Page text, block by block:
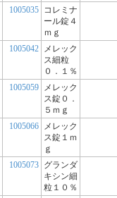
1005035 コレミナ
ール錠４
ｍｇ
1005042
メレック
ス細粒
０．１％
1005059
メレック
ス錠０．
５ｍｇ
1005066
メレック
ス錠１ｍ
ｇ
1005073 グランダ
キシン細
粒１０％